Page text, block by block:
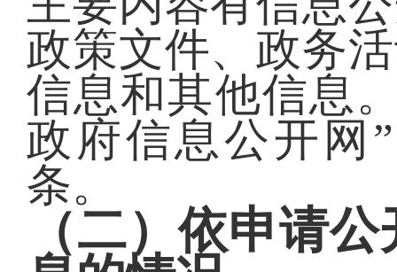
政策文件、政务
信息和其他信息
政府信息公开网
条。
（二）依申请